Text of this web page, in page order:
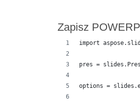
Zapisz
import
pres =
options =